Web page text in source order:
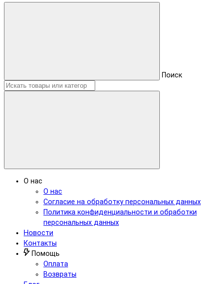
Поиск
О нас
О нас
Согласие на обработку персональных данных
Политика конфиденциальности и обработки
персональных данных
Новости
Контакты
Помощь
Оплата
Возвраты